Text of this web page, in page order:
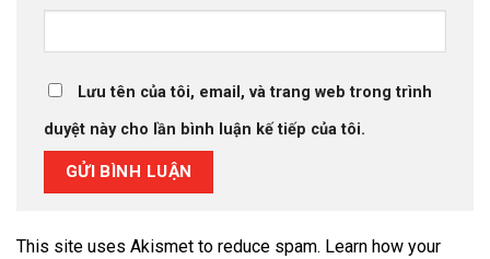
Lưu tên của tôi, email, và trang web trong trình
duyệt này cho lần bình luận kế tiếp của tôi.
This site uses Akismet to reduce spam. Learn how your